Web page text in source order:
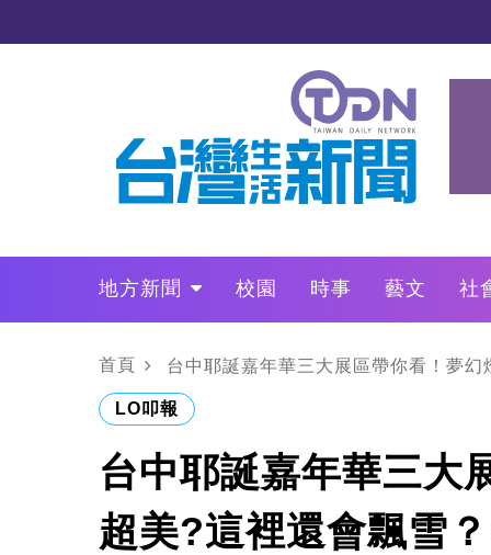
地方新聞 校園 時事 藝文 社
政治
財經 LO叩敲敲門
首頁 台中耶誕嘉年華三大展區帶你看！夢
LO叩報
台中耶誕嘉年華三大
超美?這裡還會飄雪